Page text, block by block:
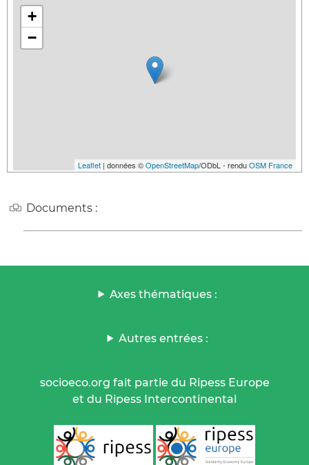
+
−
Leaflet | données ©OpenStreetMap/ODbL - renduOSM France
Documents :
Axes thématiques :
Autres entrées :
socioeco.org fait partie du Ripess Europe
et du Ripess Intercontinental